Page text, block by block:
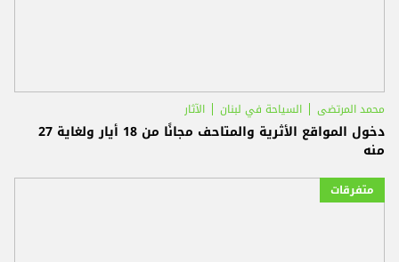
محمد المرتضى السياحة في لبنان الآثار
دخول المواقع الأثرية والمتاحف مجانًا من 18 أيار ولغاية 27
منه
متفرقات